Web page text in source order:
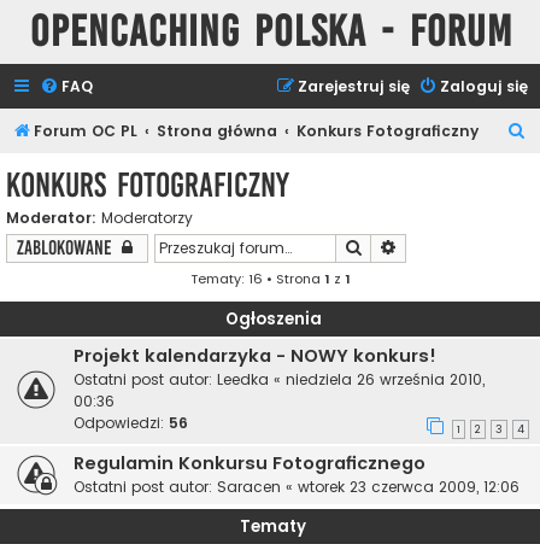
Opencaching Polska - Forum
FAQ Zaloguj się
Zarejestruj się
Forum OC PL Strona główna Konkurs Fotograficzny
Konkurs Fotograficzny
Moderator: Moderatorzy
Zablokowane Szukaj
Tematy: 16 • Strona 1 z 1
Ogłoszenia
Projekt kalendarzyka - NOWY konkurs!
Ostatni post autor: Leedka « niedziela 26 września 2010,
00:36
Odpowiedzi: 56 1 2 3 4
Regulamin Konkursu Fotograficznego
Ostatni post autor: Saracen « wtorek 23 czerwca 2009, 12:06
Tematy